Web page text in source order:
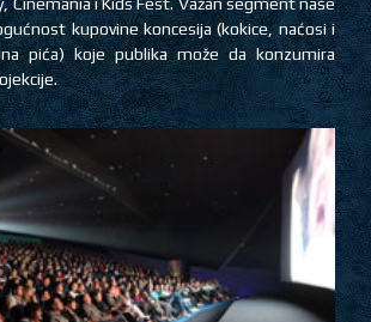
Cinemania i Kids Fest. Važan segment naše
kupovine koncesija (kokice, naćosi i
pića) koje publika može da konzumira